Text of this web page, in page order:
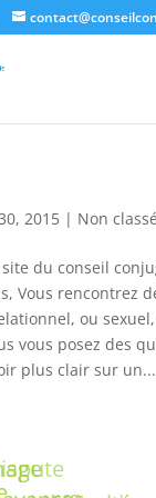
2015| Non classé
du conseil
Vous rencontrez
ou
vous posez des
plus clair sur un...